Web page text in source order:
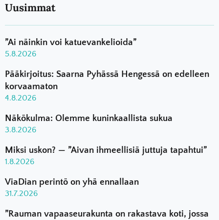
Uusimmat
”Ai näinkin voi katuevankelioida”
5.8.2026
Pääkirjoitus: Saarna Pyhässä Hengessä on edelleen
korvaamaton
4.8.2026
Näkökulma: Olemme kuninkaallista sukua
3.8.2026
Miksi uskon? — ”Aivan ihmeellisiä juttuja tapahtui”
1.8.2026
ViaDian perintö on yhä ennallaan
31.7.2026
”Rauman vapaaseurakunta on rakastava koti, jossa